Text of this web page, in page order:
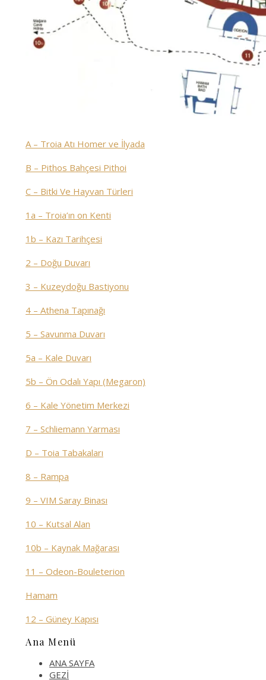
A – Troia Atı Homer ve İlyada
B – Pithos Bahçesi Pithoi
C – Bitki Ve Hayvan Türleri
1a – Troia’ın on Kenti
1b – Kazı Tarihçesi
2 – Doğu Duvarı
3 – Kuzeydoğu Bastiyonu
4 – Athena Tapınağı
5 – Savunma Duvarı
5a – Kale Duvarı
5b – Ön Odalı Yapı (Megaron)
6 – Kale Yönetim Merkezi
7 – Schliemann Yarması
D – Toia Tabakaları
8 – Rampa
9 – VIM Saray Binası
10 – Kutsal Alan
10b – Kaynak Mağarası
11 – Odeon-Bouleterion
Hamam
12 – Güney Kapısı
Ana Menü
ANA SAYFA
GEZİ